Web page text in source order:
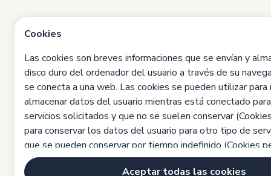
Cookies
Las cookies son breves informaciones que se envían y
disco duro del ordenador del usuario a través de su
se conecta a una web. Las cookies se pueden utilizar para
almacenar datos del usuario mientras está conectado
servicios solicitados y que no se suelen conservar
para conservar los datos del usuario para otro tipo de
que se pueden conservar por tiempo indefinido (Cookies
cookies pueden ser propias o de terceros.
Aceptar todas las cookies